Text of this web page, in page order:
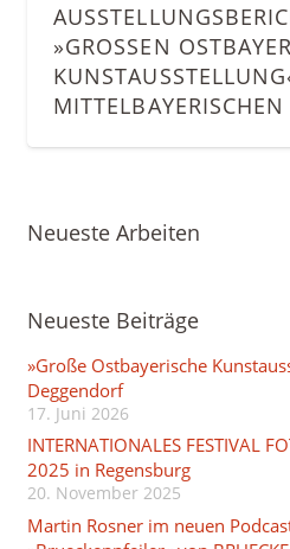
»GROSSEN
ITTEL­BAYERISCHEN
Neueste Arbeiten
Neueste Beiträge
»Große Ostbayerische
Deggendorf
17. Juni 2026
INTERNATIONALES FESTIVAL
2025 in Regensburg
20. November 2025
Martin Rosner im neuen